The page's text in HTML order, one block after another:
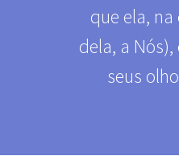
que ela,
dela, a
seus